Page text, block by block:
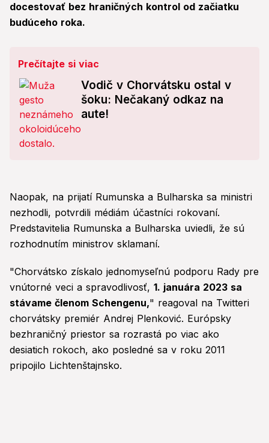
docestovať bez hraničných kontrol od začiatku
budúceho roka.
Prečítajte si viac
Vodič v Chorvátsku ostal v
šoku: Nečakaný odkaz na
aute!
Naopak, na prijatí Rumunska a Bulharska sa ministri
nezhodli, potvrdili médiám účastníci rokovaní.
Predstavitelia Rumunska a Bulharska uviedli, že sú
rozhodnutím ministrov sklamaní.
"Chorvátsko získalo jednomyseľnú podporu Rady pre
vnútorné veci a spravodlivosť, 1. januára 2023 sa
stávame členom Schengenu," reagoval na Twitteri
chorvátsky premiér Andrej Plenković. Európsky
bezhraničný priestor sa rozrastá po viac ako
desiatich rokoch, ako posledné sa v roku 2011
pripojilo Lichtenštajnsko.